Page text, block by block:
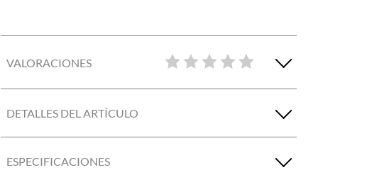
VALORACIONES
DETALLES DEL ARTÍCULO
ESPECIFICACIONES